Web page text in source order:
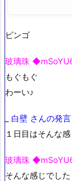
ビンゴ
玻璃珠
もぐもぐ
わーい♪
_ 白壁 さんの発言
１日目はそんな
玻璃珠
そんな感じでした